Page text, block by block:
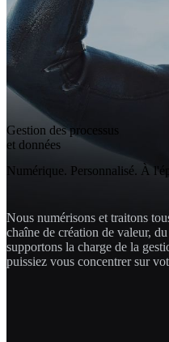
Gestion des pro­cessus
et données
Numérique. Personnalisé. À
Nous numérisons et traitons
chaîne de création de valeur,
supportons la charge de la
puissiez vous concentrer sur